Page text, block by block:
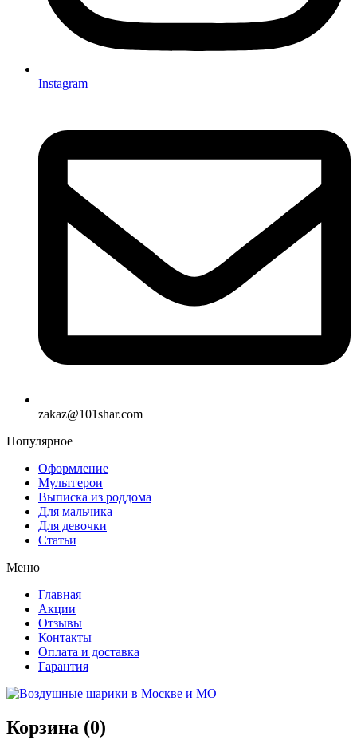
Instagram
zakaz@101shar.com
Популярное
Оформление
Мультгерои
Выписка из роддома
Для мальчика
Для девочки
Статьи
Меню
Главная
Акции
Отзывы
Контакты
Оплата и доставка
Гарантия
Корзина (0)